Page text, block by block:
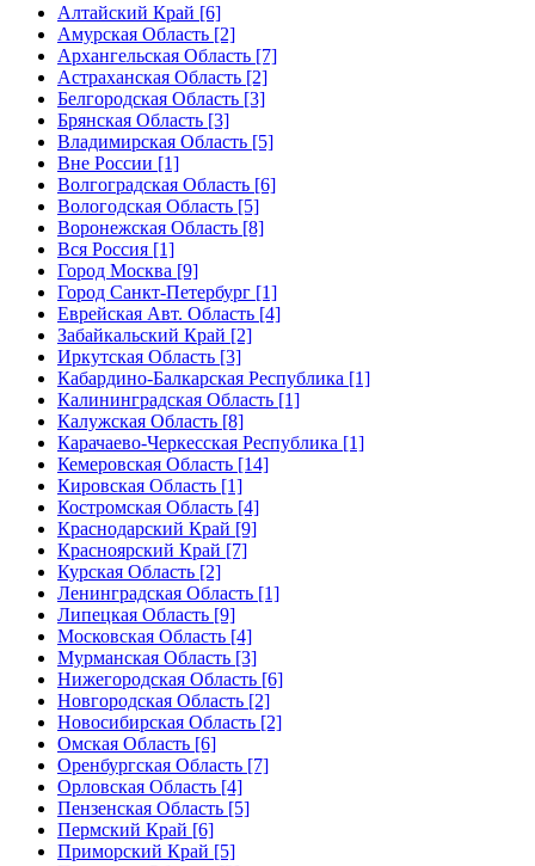
Алтайский Край [6]
Амурская Область [2]
Архангельская Область [7]
Астраханская Область [2]
Белгородская Область [3]
Брянская Область [3]
Владимирская Область [5]
Вне России [1]
Волгоградская Область [6]
Вологодская Область [5]
Воронежская Область [8]
Вся Россия [1]
Город Москва [9]
Город Санкт-Петербург [1]
Еврейская Авт. Область [4]
Забайкальский Край [2]
Иркутская Область [3]
Кабардино-Балкарская Республика [1]
Калининградская Область [1]
Калужская Область [8]
Карачаево-Черкесская Республика [1]
Кемеровская Область [14]
Кировская Область [1]
Костромская Область [4]
Краснодарский Край [9]
Красноярский Край [7]
Курская Область [2]
Ленинградская Область [1]
Липецкая Область [9]
Московская Область [4]
Мурманская Область [3]
Нижегородская Область [6]
Новгородская Область [2]
Новосибирская Область [2]
Омская Область [6]
Оренбургская Область [7]
Орловская Область [4]
Пензенская Область [5]
Пермский Край [6]
Приморский Край [5]